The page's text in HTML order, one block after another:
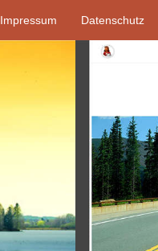
Impressum Datenschutz